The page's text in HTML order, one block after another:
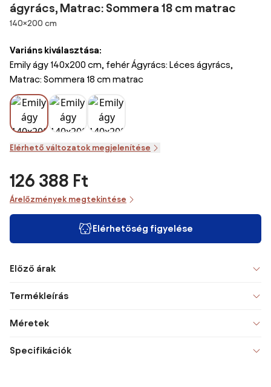
ágyrács, Matrac: Sommera 18 cm matrac
Méretek
140×200 cm
Variáns kiválasztása:
Emily ágy 140x200 cm, fehér Ágyrács: Léces ágyrács,
Matrac: Sommera 18 cm matrac
Elérhető változatok megjelenítése
126 388 Ft
Árelőzmények megtekintése
Elérhetőség figyelése
Előző árak
Termékleírás
Méretek
Specifikációk